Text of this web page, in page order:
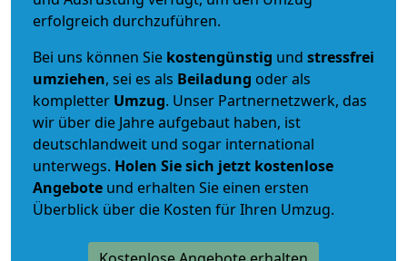
erfolgreich durchzuführen.
Bei uns können Sie kostengünstig und stressfrei
umziehen, sei es als Beiladung oder als
kompletter Umzug. Unser Partnernetzwerk, das
wir über die Jahre aufgebaut haben, ist
deutschlandweit und sogar international
unterwegs. Holen Sie sich jetzt kostenlose
Angebote und erhalten Sie einen ersten
Überblick über die Kosten für Ihren Umzug.